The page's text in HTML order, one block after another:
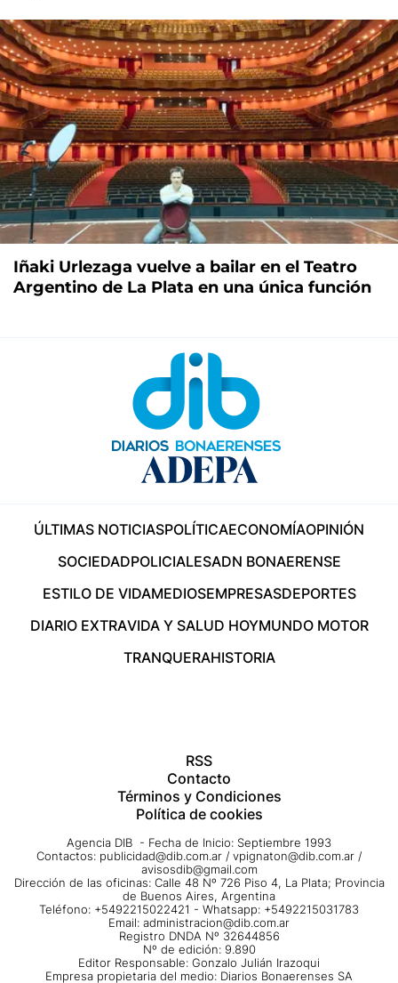
Iñaki Urlezaga vuelve a bailar en el Teatro
Argentino de La Plata en una única función
ÚLTIMAS NOTICIASPOLÍTICAECONOMÍAOPINIÓN
SOCIEDADPOLICIALESADN BONAERENSE
ESTILO DE VIDAMEDIOSEMPRESASDEPORTES
DIARIO EXTRAVIDA Y SALUD HOYMUNDO MOTOR
TRANQUERAHISTORIA
RSS
Contacto
Términos y Condiciones
Política de cookies
Agencia DIB - Fecha de Inicio: Septiembre 1993
Contactos: publicidad@dib.com.ar / vpignaton@dib.com.ar /
avisosdib@gmail.com
Dirección de las oficinas: Calle 48 Nº 726 Piso 4, La Plata; Provincia
de Buenos Aires, Argentina
Teléfono: +5492215022421 - Whatsapp: +5492215031783
Email: administracion@dib.com.ar
Registro DNDA Nº 32644856
Nº de edición: 9.890
Editor Responsable: Gonzalo Julián Irazoqui
Empresa propietaria del medio: Diarios Bonaerenses SA